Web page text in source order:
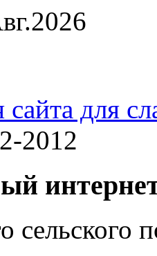
сайта для
2012
сельского